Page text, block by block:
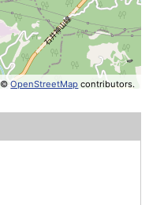
©OpenStreetMap contributors.